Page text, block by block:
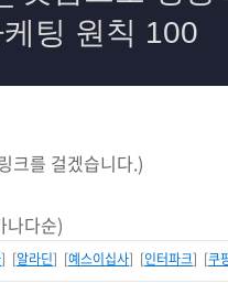
크를 걸겠습니다.)
나다순)
] [알라딘] [예스이십사] [인터파크] [쿠